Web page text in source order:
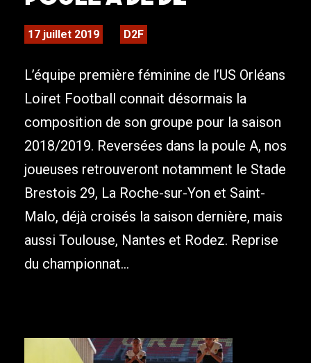
17 juillet 2019 D2F
L’équipe première féminine de l’US Orléans
Loiret Football connait désormais la
composition de son groupe pour la saison
2018/2019. Reversées dans la poule A, nos
joueuses retrouveront notamment le Stade
Brestois 29, La Roche-sur-Yon et Saint-
Malo, déjà croisés la saison dernière, mais
aussi Toulouse, Nantes et Rodez. Reprise
du championnat...